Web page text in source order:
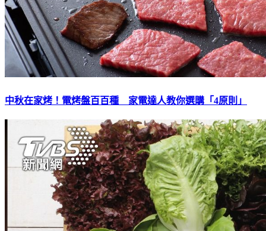
中秋在家烤！電烤盤百百種 家電達人教你選購「4原則」